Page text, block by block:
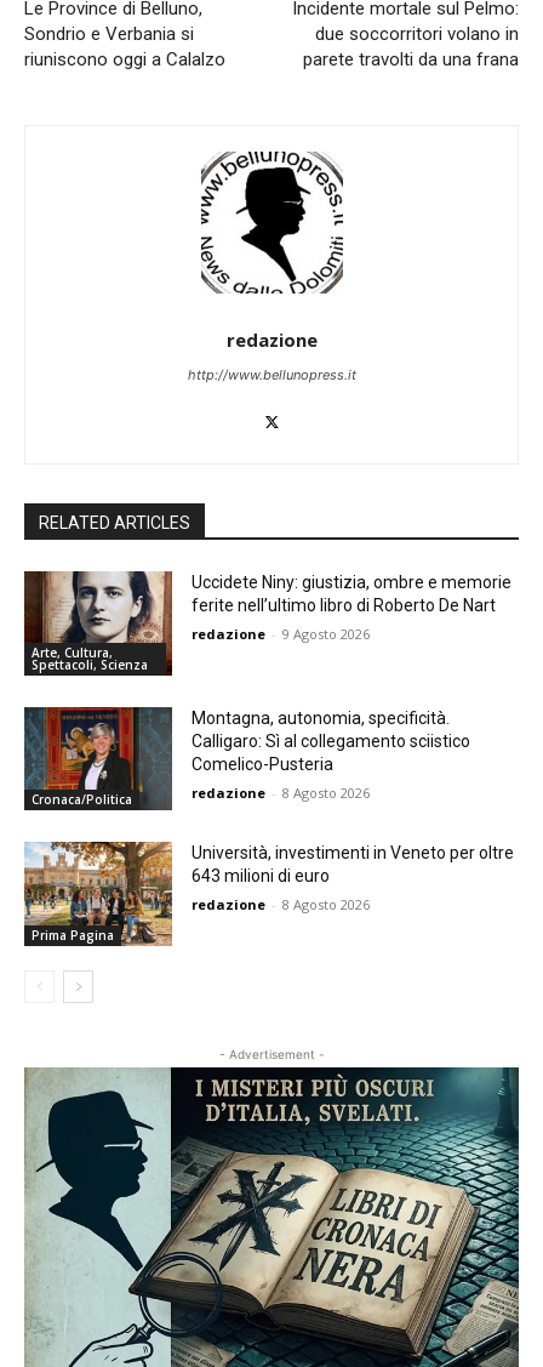
Le Province di Belluno,
Sondrio e Verbania si
riuniscono oggi a Calalzo
Incidente mortale sul Pelmo:
due soccorritori volano in
parete travolti da una frana
redazione
http://www.bellunopress.it
RELATED ARTICLES
Arte, Cultura,
Spettacoli, Scienza
Uccidete Niny: giustizia, ombre e memorie
ferite nell’ultimo libro di Roberto De Nart
redazione - 9 Agosto 2026
Cronaca/Politica
Montagna, autonomia, specificità.
Calligaro: Sì al collegamento sciistico
Comelico-Pusteria
redazione - 8 Agosto 2026
Prima Pagina
Università, investimenti in Veneto per oltre
643 milioni di euro
redazione - 8 Agosto 2026
- Advertisement -